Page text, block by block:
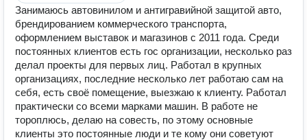
Занимаюсь автовинилом и антигравийной защитой авто,
брендированием коммерческого транспорта,
оформлением выставок и магазинов с 2011 года. Среди
постоянных клиентов есть гос организации, несколько раз
делал проекты для первых лиц. Работал в крупных
организациях, последние несколько лет работаю сам на
себя, есть своё помещение, выезжаю к клиенту. Работал
практически со всеми марками машин. В работе не
тороплюсь, делаю на совесть, по этому основные
клиенты это постоянные люди и те кому они советуют